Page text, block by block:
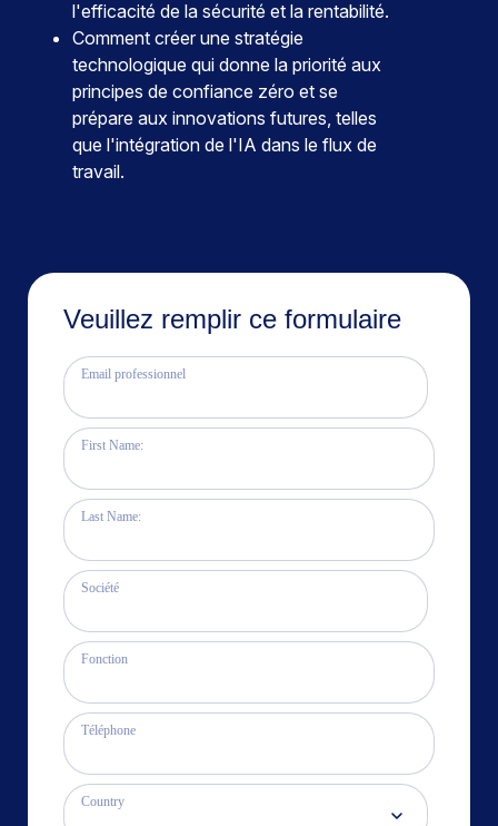
Veuillez remplir ce formulaire
Email professionnel
First Name:
Last Name:
Société
Fonction
Téléphone
Country
l'efficacité de la sécurité et la rentabilité.
Comment créer une stratégie
technologique qui donne la priorité aux
principes de confiance zéro et se
prépare aux innovations futures, telles
que l'intégration de l'IA dans le flux de
travail.